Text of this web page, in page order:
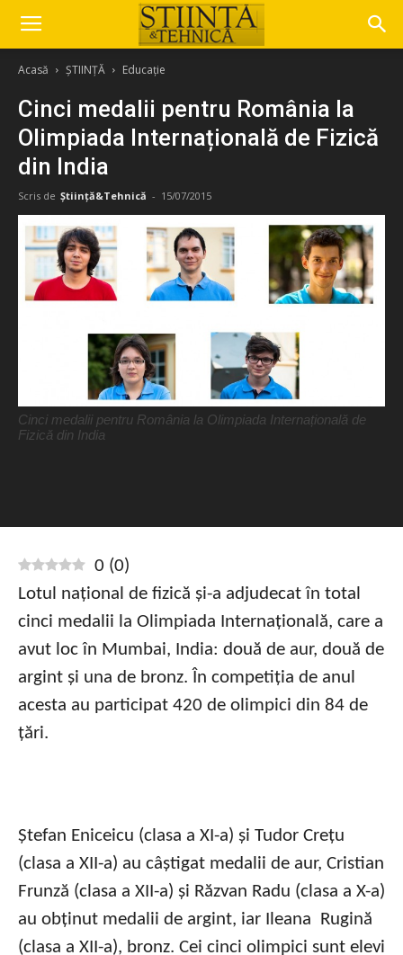
Acasă ȘTIINȚĂ Educație
Cinci medalii pentru România la
Olimpiada Internațională de Fizică
din India
Scris de Știință&Tehnică - 15/07/2015
Cinci medalii pentru România la Olimpiada Internațională de
Fizică din India
0 (0)
Lotul național de fizică și-a adjudecat în total
cinci medalii la Olimpiada Internațională, care a
avut loc în Mumbai, India: două de aur, două de
argint și una de bronz. În competiția de anul
acesta au participat 420 de olimpici din 84 de
țări.
Ștefan Eniceicu (clasa a XI-a) și Tudor Crețu
(clasa a XII-a) au câștigat medalii de aur, Cristian
Frunză (clasa a XII-a) și Răzvan Radu (clasa a X-a)
au obținut medalii de argint, iar Ileana Rugină
(clasa a XII-a), bronz. Cei cinci olimpici sunt elevi